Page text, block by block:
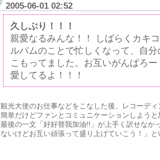
2005-06-01 02:52
久しぶり！！！
親愛なるみんな！！ しばらくカキ
ルバムのことで忙しくなって、自
こもってました。お互いがんばろー
愛してるよ！！！
観光大使のお仕事などをこなした後、レコーディ
簡単だけどファンとコミュニケーションしよう
最後の一文「好好替我加油!!」が上手く訳せなか
ないけどお互い頑張って盛り上げていこう！」と